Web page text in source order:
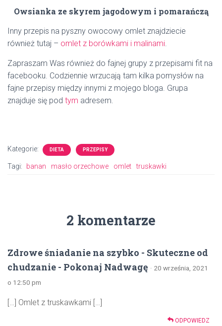
Owsianka ze skyrem jagodowym i pomarańczą
Inny przepis na pyszny owocowy omlet znajdziecie
również tutaj – omlet z borówkami i malinami.
Zapraszam Was również do fajnej grupy z przepisami fit na
facebooku. Codziennie wrzucają tam kilka pomysłów na
fajne przepisy między innymi z mojego bloga. Grupa
znajduje się pod tym adresem.
Kategorie: DIETA PRZEPISY
Tagi: banan masło orzechowe omlet truskawki
2 komentarze
Zdrowe śniadanie na szybko - Skuteczne od
chudzanie - Pokonaj Nadwagę · 20 września, 2021
o 12:50 pm
[…] Omlet z truskawkami […]
ODPOWIEDZ